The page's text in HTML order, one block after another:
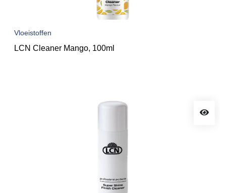
Vloeistoffen
LCN Cleaner Mango, 100ml